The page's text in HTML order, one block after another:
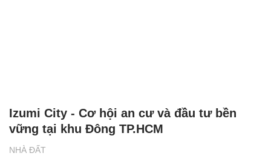
NHÀ ĐẤT
Izumi City - Cơ hội an cư và đầu tư bền
vững tại khu Đông TP.HCM